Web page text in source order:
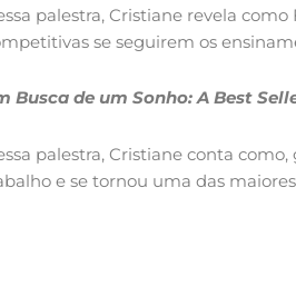
palestra, Cristiane revela
se seguirem os
Busca de um Sonho: A Best
palestra, Cristiane conta
e se tornou uma das